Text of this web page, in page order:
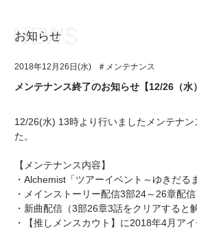
イベント・キャンペーン
グッズ・本
アプリゲーム
イベント・キャンペーン
ミュージック
お知らせ
2018年12月26日(水) ＃メンテナンス
メンテナンス終了のお知らせ【12/26（水
12/26(水) 13時より行いましたメンテナン
た。
【メンテナンス内容】
・Alchemist「ツアーイベント～ゆきだる
・メインストーリー配信3部24～26章配信
・新曲配信（3部26章3話をクリアすると
・【推しメンスカウト】に2018年4月ア